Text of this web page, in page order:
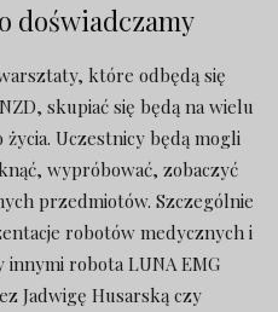
doświadczamy
które odbędą się
skupiać się będą na wielu
Uczestnicy będą mogli
wypróbować, zobaczyć
przedmiotów. Szczególnie
robotów medycznych i
robota LUNA EMG
Jadwigę Husarską czy